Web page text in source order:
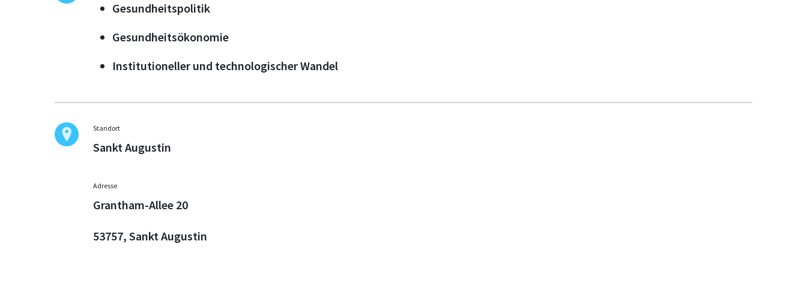
Gesundheitspolitik
Gesundheitsökonomie
Institutioneller und technologischer Wandel
Standort
Sankt Augustin
Adresse
Grantham-Allee 20
53757, Sankt Augustin